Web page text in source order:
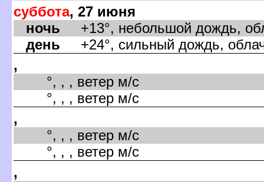
суббота, 27 июня
ночь +13°, небольшой дождь,
день +24°, сильный дождь,
,
°, , , ветер м/с
°, , , ветер м/с
,
°, , , ветер м/с
°, , , ветер м/с
,